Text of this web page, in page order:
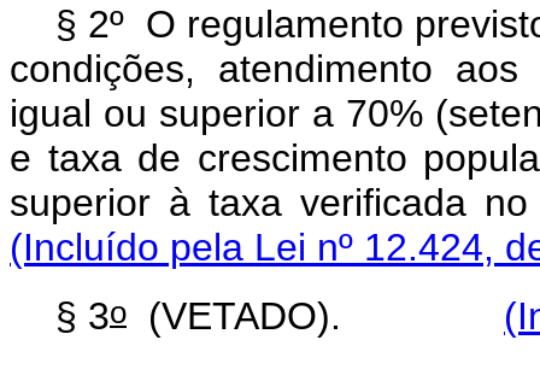
§ 2º O regulamento
condições, atendimento
igual ou superior a 70%
e taxa de crescimento
superior à taxa verificada
(Incluído pela Lei nº 12.424,
§ 3o (VETADO).